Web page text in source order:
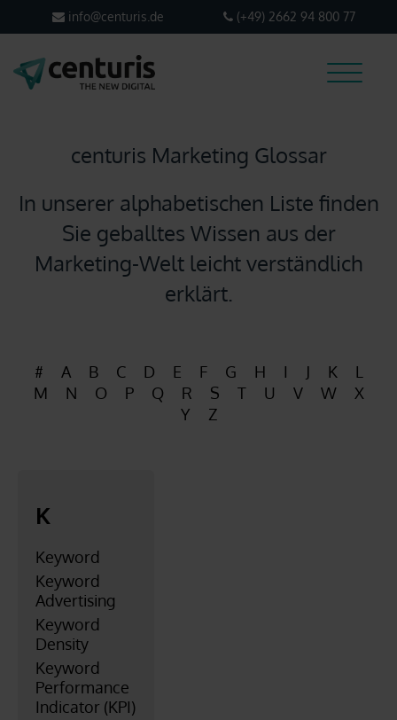
info@centuris.de (+49) 2662 94 800 77
Webdesign
Suchmaschinenoptimierung
Über centuris
FAQ
centuris Marketing Glossar
In unserer alphabetischen Liste finden
Sie geballtes Wissen aus der
Marketing-Welt leicht verständlich
erklärt.
# A B C D E F G H I J K
L
M
N O P Q R S T U V W
X
Y
Z
K
Keyword
Keyword
Advertising
Keyword
Density
Keyword
Performance
Indicator (KPI)